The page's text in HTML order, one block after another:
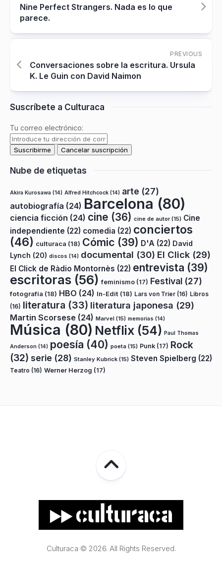
Nine Perfect Strangers. Nada es lo que
parece.
PREVIOUS
Conversaciones sobre la escritura. Ursula
K. Le Guin con David Naimon
Suscríbete a Culturaca
Tu correo electrónico:
Nube de etiquetas
Akira Kurosawa (14) Alfred Hitchcock (14) arte (27)
autobiografía (24) Barcelona (80)
ciencia ficción (24) cine (36) cine de autor(15) Cine
independiente (22) comedia (22) conciertos
(46) culturaca (18) Cómic (39) D'A (22) David
Lynch (20) discos (14) documental (30) El Click (29)
El Click de Ràdio Montornès (22) entrevista (39)
escritoras (56) feminismo (17) Festival (27)
fotografía (18) HBO (24) In-Edit (18) Lars von Trier (16) Libros
(16) literatura (33) literatura japonesa (29)
Martin Scorsese (24) Marvel (15) memorias (14)
Música (80) Netflix (54) Paul Thomas
Anderson (14) poesía (40) poeta (15) Punk (17) Rock
(32) serie (28) Stanley Kubrick (15) Steven Spielberg (22)
Teatro (16) Werner Herzog (17)
Culturaca © 2026. All Rights Reserved.